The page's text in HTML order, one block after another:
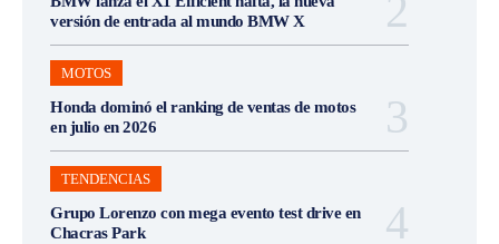
versión de entrada al mundo BMW X
MOTOS
Honda dominó el ranking de ventas de motos
en julio en 2026
TENDENCIAS
Grupo Lorenzo con mega evento test drive en
Chacras Park